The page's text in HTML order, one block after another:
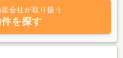
ご提案をいたします。地域の皆様
な不動産会社を目指しています。
会社が取り扱う
を探す